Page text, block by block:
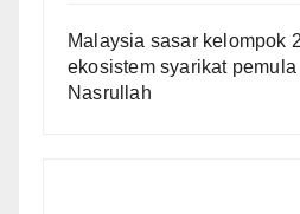
Malaysia sasar kelompok
ekosistem syarikat pemula
Nasrullah